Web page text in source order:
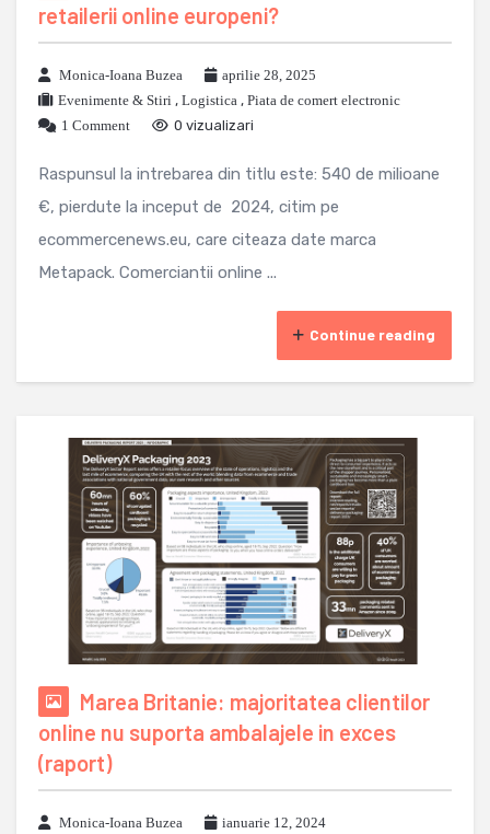
retailerii online europeni?
Monica-Ioana Buzea
aprilie 28, 2025
Evenimente & Stiri , Logistica , Piata de comert electronic
1 Comment
0 vizualizari
Raspunsul la intrebarea din titlu este: 540 de milioane
€, pierdute la inceput de 2024, citim pe
ecommercenews.eu, care citeaza date marca
Metapack. Comerciantii online ...
Continue reading
Marea Britanie: majoritatea clientilor
online nu suporta ambalajele in exces
(raport)
Monica-Ioana Buzea
ianuarie 12, 2024